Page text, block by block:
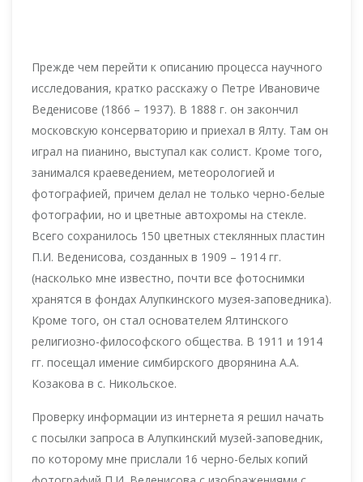
Прежде чем перейти к описанию процесса научного
исследования, кратко расскажу о Петре Ивановиче
Веденисове (1866 – 1937). В 1888 г. он закончил
московскую консерваторию и приехал в Ялту. Там он
играл на пианино, выступал как солист. Кроме того,
занимался краеведением, метеорологией и
фотографией, причем делал не только черно-белые
фотографии, но и цветные автохромы на стекле.
Всего сохранилось 150 цветных стеклянных пластин
П.И. Веденисова, созданных в 1909 – 1914 гг.
(насколько мне известно, почти все фотоснимки
хранятся в фондах Алупкинского музея-заповедника).
Кроме того, он стал основателем Ялтинского
религиозно-философского общества. В 1911 и 1914
гг. посещал имение симбирского дворянина А.А.
Козакова в с. Никольское.
Проверку информации из интернета я решил начать
с посылки запроса в Алупкинский музей-заповедник,
по которому мне прислали 16 черно-белых копий